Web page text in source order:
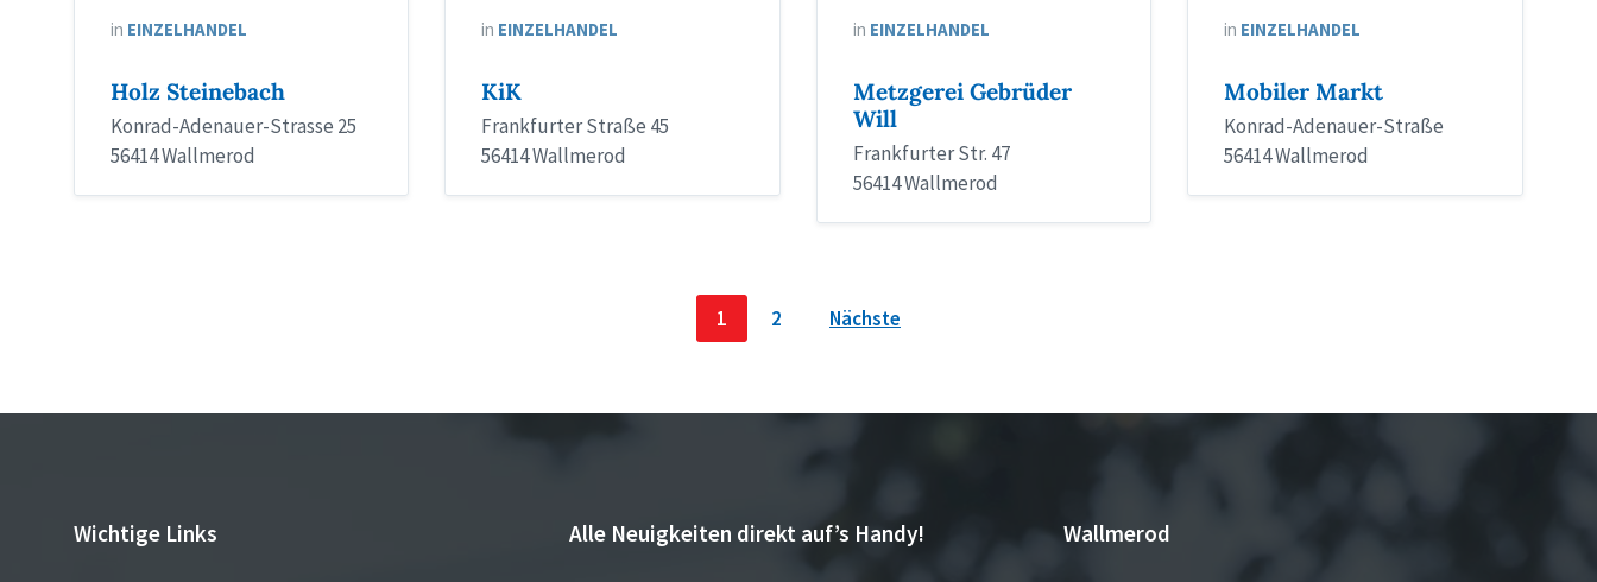
in EINZELHANDEL
Holz Steinebach
Konrad-Adenauer-Strasse 25
56414 Wallmerod
in EINZELHANDEL
KiK
Frankfurter Straße 45
56414 Wallmerod
in EINZELHANDEL
Metzgerei Gebrüder
Will
Frankfurter Str. 47
56414 Wallmerod
in EINZELHANDEL
Mobiler Markt
Konrad-Adenauer-Straße
56414 Wallmerod
Beiträge
1 2 Nächste
Wichtige Links Alle Neuigkeiten direkt auf’s Handy! Wallmerod